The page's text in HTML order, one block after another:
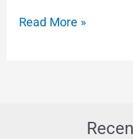
News
Read More »